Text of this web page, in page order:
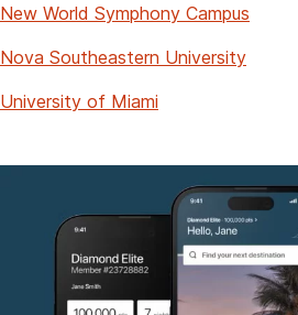
New World Symphony Campus
Nova Southeastern University
University of Miami